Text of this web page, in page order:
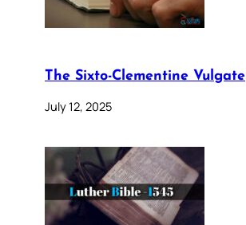
The Sixto-Clementine Vulgate
July 12, 2025